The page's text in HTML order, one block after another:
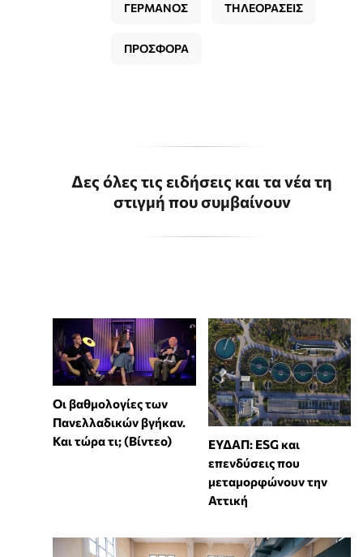
ΓΕΡΜΑΝΟΣ ΤΗΛΕΟΡΑΣΕΙΣ
ΠΡΟΣΦΟΡΑ
Δες όλες τις ειδήσεις και τα νέα τη
στιγμή που συμβαίνουν
Οι βαθμολογίες των
Πανελλαδικών βγήκαν.
Και τώρα τι; (Βίντεο)
ΕΥΔΑΠ: ESG και
επενδύσεις που
μεταμορφώνουν την
Αττική